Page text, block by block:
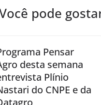
pode
Pensar
desta semana
Plínio
do CNPE e da